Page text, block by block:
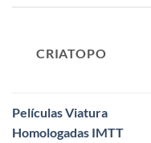
CRIATOPO
Películas Viatura
Homologadas IMTT